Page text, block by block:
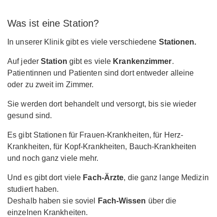
Was ist eine Station?
In unserer Klinik gibt es viele verschiedene Stationen.
Auf jeder Station gibt es viele Krankenzimmer.
Patientinnen und Patienten sind dort entweder alleine
oder zu zweit im Zimmer.
Sie werden dort behandelt und versorgt, bis sie wieder
gesund sind.
Es gibt Stationen für Frauen-Krankheiten, für Herz-
Krankheiten, für Kopf-Krankheiten, Bauch-Krankheiten
und noch ganz viele mehr.
Und es gibt dort viele Fach-Ärzte, die ganz lange Medizin
studiert haben.
Deshalb haben sie soviel
Fach-Wissen über die
einzelnen Krankheiten.